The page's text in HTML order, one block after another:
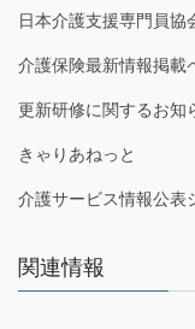
日本介護支援専門員協
介護保険最新情報掲載
更新研修に関するお知
きゃりあねっと
介護サービス情報公表
関連情報